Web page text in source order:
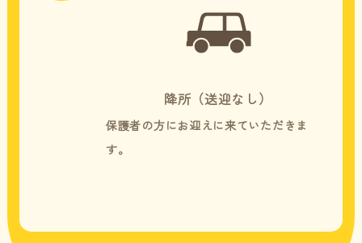
降所（送迎なし）
保護者の方にお迎えに来ていただきま
す。